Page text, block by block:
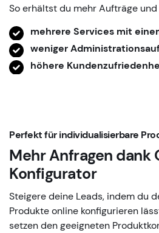
So erhältst du mehr Aufträge
mehrere Services mit
weniger
höhere
Perfekt für individualisierbare
Mehr Anfragen dank
Konfigurator
Steigere deine Leads, indem du
Produkte online konfigurieren
setzen den geeigneten